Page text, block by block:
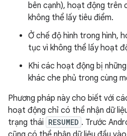
bên cạnh), hoạt động trên
không thể lấy tiêu điểm.
Ở chế độ hình trong hình,
tục vì không thể lấy hoạt
Khi các hoạt động bị
khác che phủ trong cùng
Phương pháp này cho biết với
hoạt động chỉ có thể nhận dữ
trạng thái RESUMED . Trước